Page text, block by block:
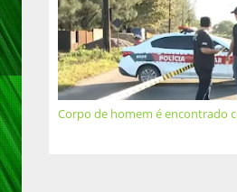
Corpo de homem é encontrado